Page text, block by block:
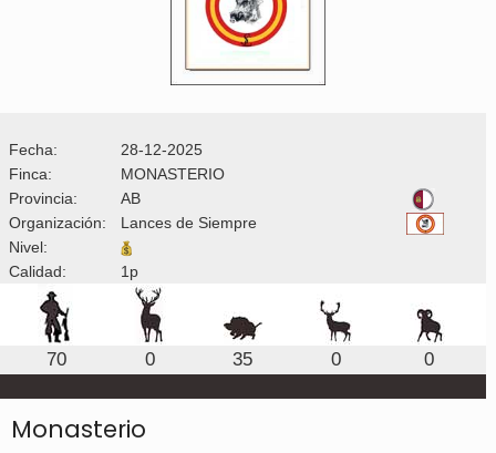
Fecha:
28-12-2025
Finca:
MONASTERIO
Provincia:
AB
Organización:
Lances de Siempre
Nivel:
Calidad:
1p
70 0 35 0 0
Monasterio